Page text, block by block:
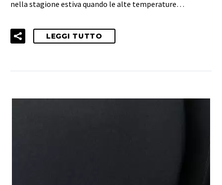
nella stagione estiva quando le alte temperature…
LEGGI TUTTO